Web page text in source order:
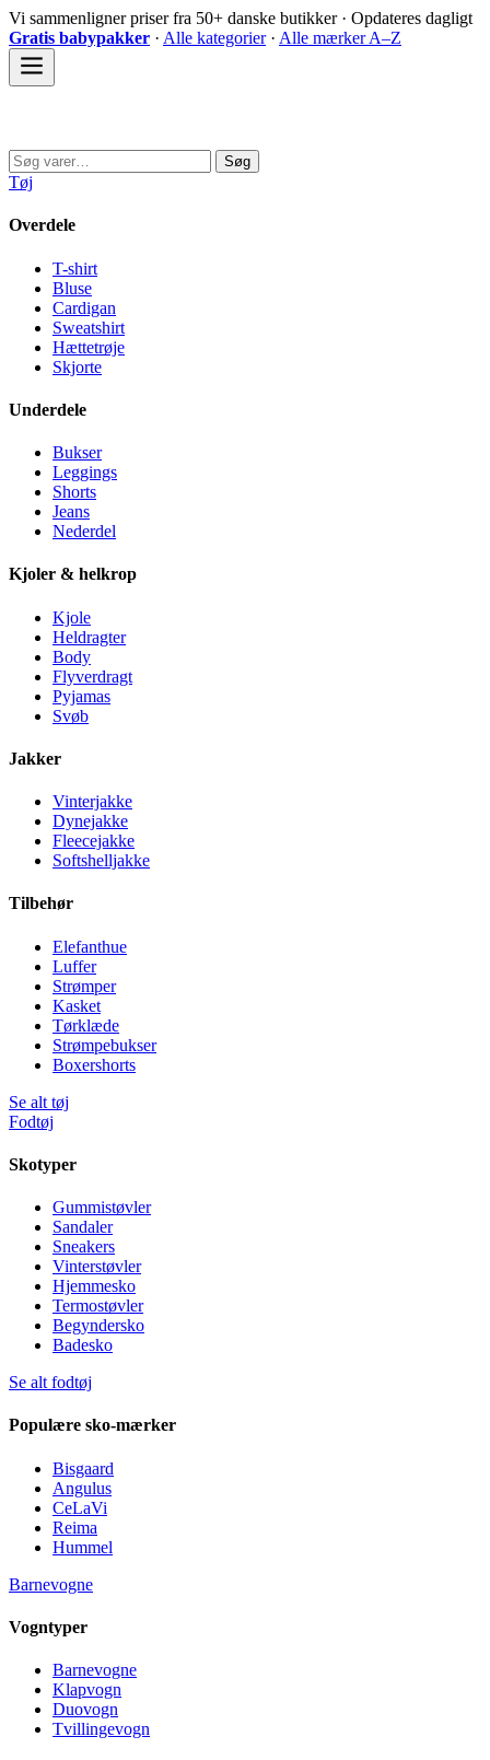
Spring
til
indhold
Vi sammenligner priser fra 50+ danske butikker · Opdateres dagligt
Gratis babypakker · Alle kategorier· Alle mærker A–Z
Søg
efter:
Søg
Tøj
Overdele
T-shirt
Bluse
Cardigan
Sweatshirt
Hættetrøje
Skjorte
Underdele
Bukser
Leggings
Shorts
Jeans
Nederdel
Kjoler & helkrop
Kjole
Heldragter
Body
Flyverdragt
Pyjamas
Svøb
Jakker
Vinterjakke
Dynejakke
Fleecejakke
Softshelljakke
Tilbehør
Elefanthue
Luffer
Strømper
Kasket
Tørklæde
Strømpebukser
Boxershorts
Se alt tøj
Fodtøj
Skotyper
Gummistøvler
Sandaler
Sneakers
Vinterstøvler
Hjemmesko
Termostøvler
Begyndersko
Badesko
Se alt fodtøj
Populære sko-mærker
Bisgaard
Angulus
CeLaVi
Reima
Hummel
Barnevogne
Vogntyper
Barnevogne
Klapvogn
Duovogn
Tvillingevogn